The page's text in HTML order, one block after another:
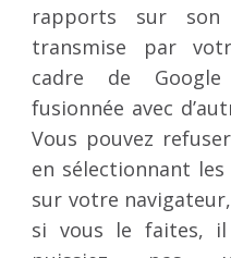
rapports sur son
transmise par
cadre de
fusionnée avec
Vous pouvez
en sélectionnant
sur votre
si vous le faites,